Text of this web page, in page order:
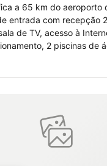
a 65 km do aeroporto
entrada com
de TV, acesso à
2 piscinas de
estúdios (máximo
os